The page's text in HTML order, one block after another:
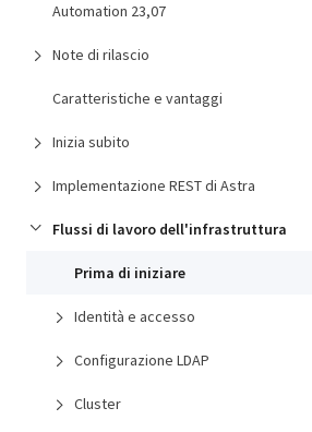
Automation 23,07
Note di rilascio
Caratteristiche e vantaggi
Inizia subito
Implementazione REST di Astra
Flussi di lavoro dell'infrastruttura
Prima di iniziare
Identità e accesso
Configurazione LDAP
Cluster